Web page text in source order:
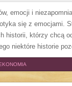
emocji i
się z emocjami.
historii, którzy chcą
niektóre historie